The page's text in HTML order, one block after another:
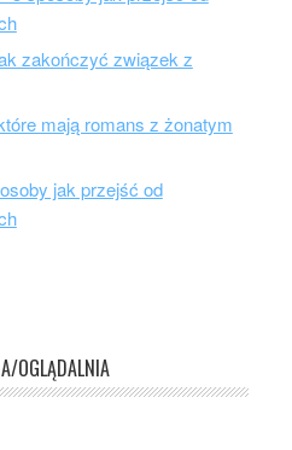
zakończyć związek z
mają romans z żonatym
jak przejść od
OGLĄDALNIA